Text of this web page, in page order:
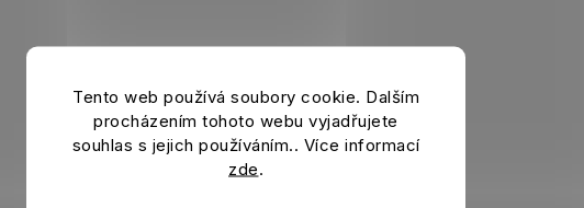
Tento web používá soubory cookie. Dalším
procházením tohoto webu vyjadřujete
souhlas s jejich používáním.. Více informací
zde.